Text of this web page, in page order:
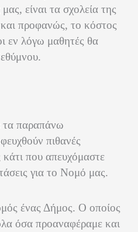
είναι τα σχολεία της
προφανώς, το κόστος
εν λόγω μαθητές θα
τα παραπάνω
πιθανές
κάτι που απευχόμαστε
για το Νομό μας.
ένας Δήμος. Ο οποίος
όσα προαναφέραμε και